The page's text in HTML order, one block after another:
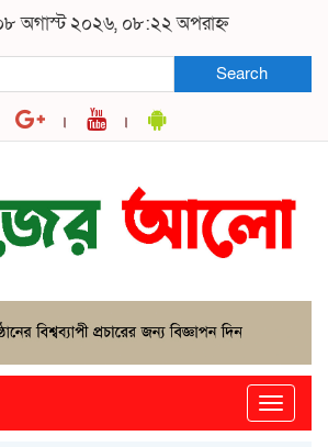
অগাস্ট ২০২৬, ০৮:২২ অপরাহ্ন
Search
Toggle